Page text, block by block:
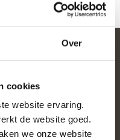
Over
cookies
website ervaring.
de website goed.
we onze website